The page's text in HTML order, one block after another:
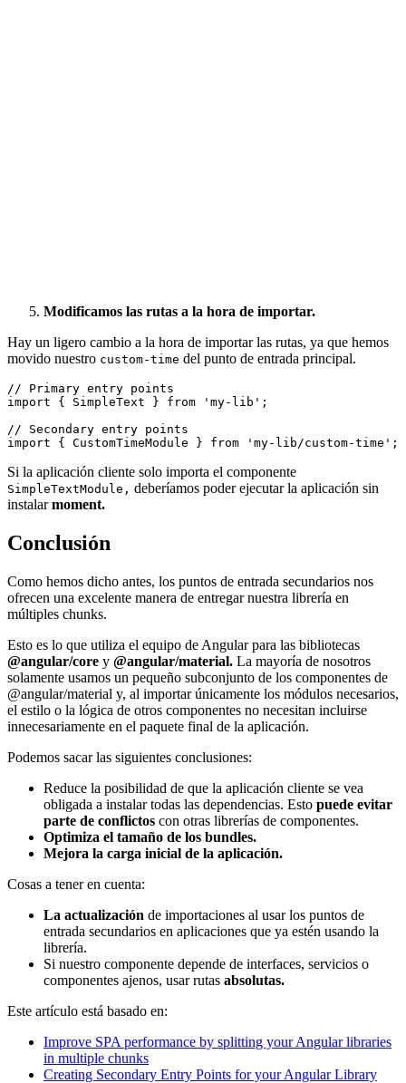
Modificamos las rutas a la hora de importar.
Hay un ligero cambio a la hora de importar las rutas, ya que hemos
movido nuestro custom-time del punto de entrada principal.
// Primary entry points
import { SimpleText } from 'my-lib';
// Secondary entry points
Si la aplicación cliente solo importa el componente
SimpleTextModule, deberíamos poder ejecutar la aplicación sin
instalarmoment.
Conclusión
Como hemos dicho antes, los puntos de entrada secundarios nos
ofrecen una excelente manera de entregar nuestra librería en
múltiples chunks.
Esto es lo que utiliza el equipo de Angular para las bibliotecas
@angular/core y @angular/material. La mayoría de nosotros
solamente usamos un pequeño subconjunto de los componentes de
@angular/material y, al importar únicamente los módulos necesarios,
el estilo o la lógica de otros componentes no necesitan incluirse
innecesariamente en el paquete final de la aplicación.
Podemos sacar las siguientes conclusiones:
Reduce la posibilidad de que la aplicación cliente se vea
obligada a instalar todas las dependencias. Esto puede evitar
parte de conflictos con otras librerías de componentes.
Optimiza el tamaño de los bundles.
Mejora la carga inicial de la aplicación.
Cosas a tener en cuenta:
La actualización de importaciones al usar los puntos de
entrada secundarios en aplicaciones que ya estén usando la
librería.
Si nuestro componente depende de interfaces, servicios o
componentes ajenos, usar rutas absolutas.
Este artículo está basado en:
Improve SPA performance by splitting your Angular libraries
in multiple chunks
Creating Secondary Entry Points for your Angular Library